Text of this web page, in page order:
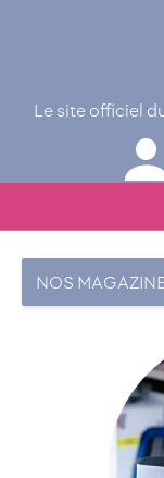
Le site officiel
NOS